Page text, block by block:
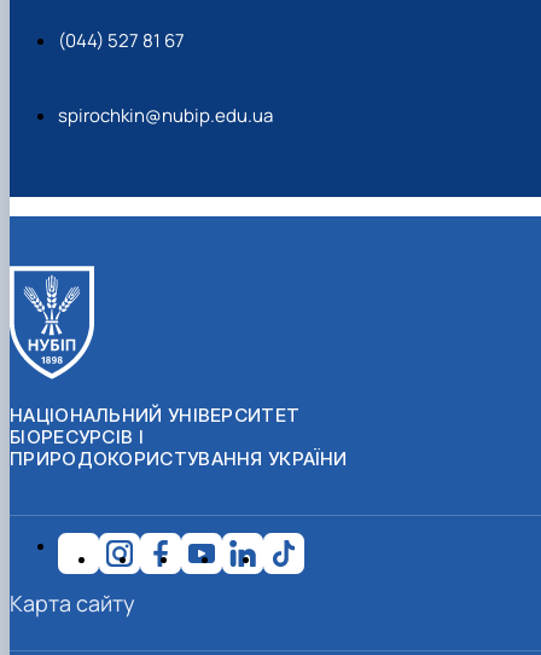
(044) 527 81 67
spirochkin@nubip.edu.ua
НАЦІОНАЛЬНИЙ УНІВЕРСИТЕТ
БІОРЕСУРСІВ І
ПРИРОДОКОРИСТУВАННЯ УКРАЇНИ
Карта сайту